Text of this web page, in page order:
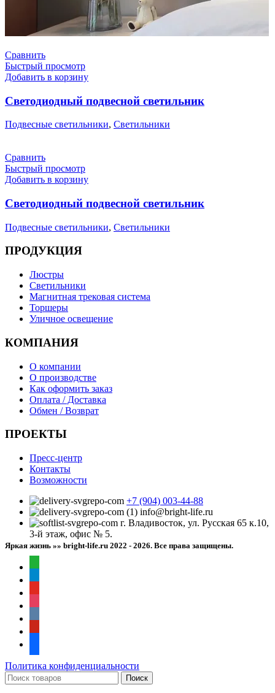
Сравнить
Быстрый просмотр
Добавить в корзину
Светодиодный подвесной светильник
Подвесные светильники, Светильники
Сравнить
Быстрый просмотр
Добавить в корзину
Светодиодный подвесной светильник
Подвесные светильники, Светильники
ПРОДУКЦИЯ
Люстры
Светильники
Магнитная трековая система
Торшеры
Уличное освещение
КОМПАНИЯ
О компании
О производстве
Как оформить заказ
Оплата / Доставка
Обмен / Возврат
ПРОЕКТЫ
Пресс-центр
Контакты
Возможности
+7 (904) 003-44-88
info@bright-life.ru
г. Владивосток, ул. Русская 65 к.10,
3-й этаж, офис № 5.
Яркая жизнь »» bright-life.ru 2022 - 2026. Все права защищены.
Политика конфиденциальности
Поиск